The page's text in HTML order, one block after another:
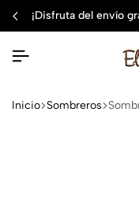
¡disfruta del envío
Inicio Sombreros